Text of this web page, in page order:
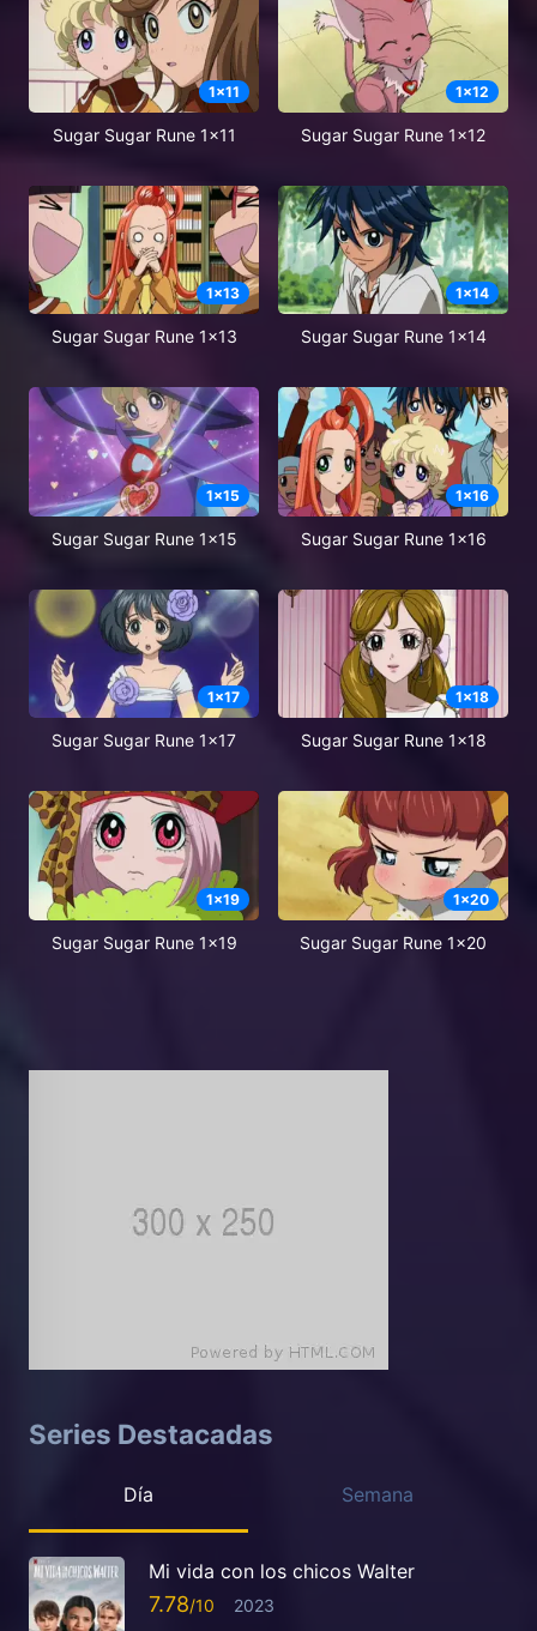
1x11
Sugar Sugar Rune 1x11
1x12
Sugar Sugar Rune 1x12
1x13
Sugar Sugar Rune 1x13
1x14
Sugar Sugar Rune 1x14
1x15
Sugar Sugar Rune 1x15
1x16
Sugar Sugar Rune 1x16
1x17
Sugar Sugar Rune 1x17
1x18
Sugar Sugar Rune 1x18
1x19
Sugar Sugar Rune 1x19
1x20
Sugar Sugar Rune 1x20
Series Destacadas
Día Semana
Mi vida con los chicos Walter
7.78 2023